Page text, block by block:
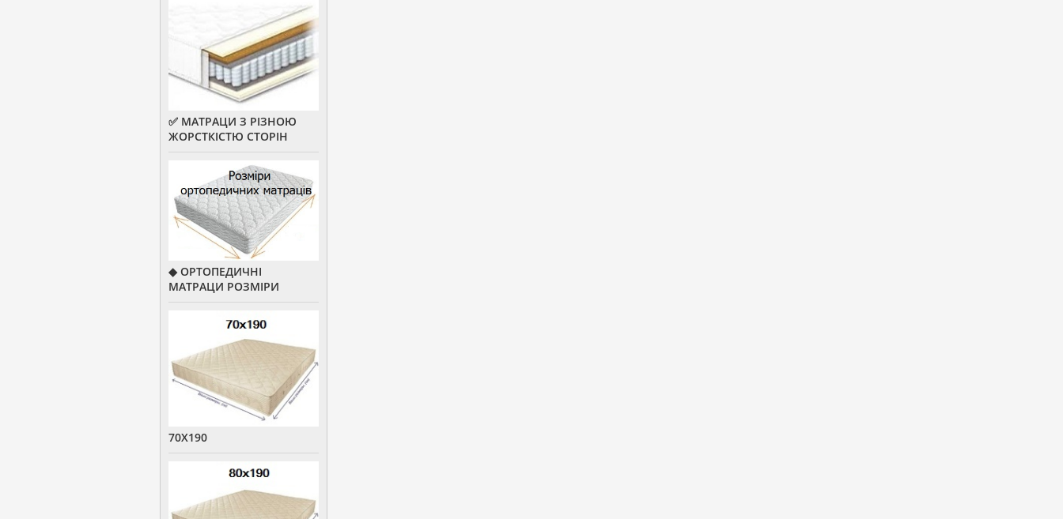
✅ МАТРАЦИ З РІЗНОЮ
ЖОРСТКІСТЮ СТОРІН
◆ ОРТОПЕДИЧНІ
МАТРАЦИ РОЗМІРИ
70Х190